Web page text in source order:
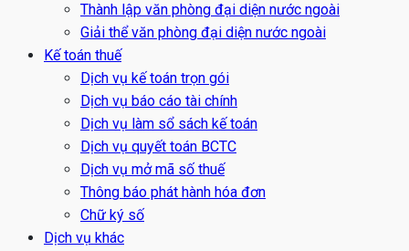
Thành lập văn phòng đại diện nước ngoài
Giải thể văn phòng đại diện nước ngoài
Kế toán thuế
Dịch vụ kế toán trọn gói
Dịch vụ báo cáo tài chính
Dịch vụ làm sổ sách kế toán
Dịch vụ quyết toán BCTC
Dịch vụ mở mã số thuế
Thông báo phát hành hóa đơn
Chữ ký số
Dịch vụ khác